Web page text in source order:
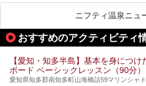
ムリエの目線で紹介して
名古屋市内にはスーパー
行こうかな？」と悩んで
ぜひこの記事を参考にし
てみるのはいかがでしょ
ニフティ温泉ニュ
おすすめのアクティビティ
【愛知・知多半島】基本を身につ
ボード ベーシックレッスン（90分）
愛知県知多郡南知多町山海橋詰59マリンシャ